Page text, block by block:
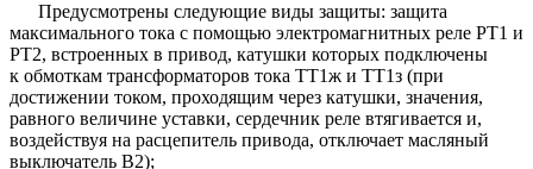
Предусмотрены следующие виды защиты: защита
максимального тока с помощью электромагнитных реле РТ1 и
РТ2, встроенных в привод, катушки которых подключены
к обмоткам трансформаторов тока ТТ1ж и ТТ1з (при
достижении током, проходящим через катушки, значения,
равного величине уставки, сердечник реле втягивается и,
воздействуя на расцепитель привода, отключает масляный
выключатель В2);